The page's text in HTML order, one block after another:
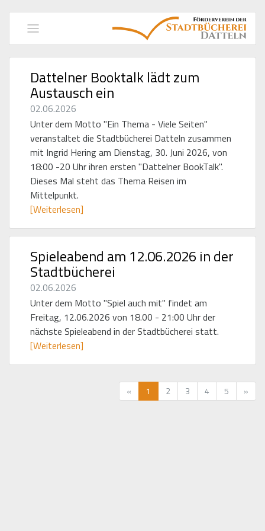
Navigation
einblenden
Dattelner Booktalk lädt zum
Austausch ein
02.06.2026
Unter dem Motto "Ein Thema - Viele Seiten"
veranstaltet die Stadtbücherei Datteln zusammen
mit Ingrid Hering am Dienstag, 30. Juni 2026, von
18:00 -20 Uhr ihren ersten "Dattelner BookTalk".
Dieses Mal steht das Thema Reisen im
Mittelpunkt.
[Weiterlesen]
Spieleabend am 12.06.2026 in der
Stadtbücherei
02.06.2026
Unter dem Motto "Spiel auch mit" findet am
Freitag, 12.06.2026 von 18.00 - 21:00 Uhr der
nächste Spieleabend in der Stadtbücherei statt.
[Weiterlesen]
« Vorherige
Seite
1 2 3 4 5 »